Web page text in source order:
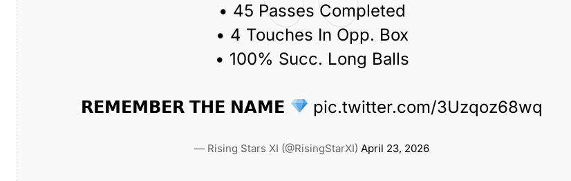
• 45 Passes Completed
• 4 Touches In Opp. Box
• 100% Succ. Long Balls
𝗥𝗘𝗠𝗘𝗠𝗕𝗘𝗥 𝗧𝗛𝗘 𝗡𝗔𝗠𝗘 pic.twitter.com/3Uzqoz68wq
— Rising Stars XI (@RisingStarXI)April 23, 2026